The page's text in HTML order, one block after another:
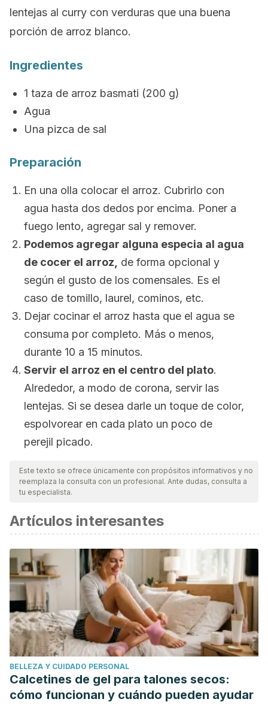
lentejas al curry con verduras que una buena
porción de arroz blanco.
Ingredientes
1 taza de arroz basmati (200 g)
Agua
Una pizca de sal
Preparación
En una olla colocar el arroz. Cubrirlo con
agua hasta dos dedos por encima. Poner a
fuego lento, agregar sal y remover.
Podemos agregar alguna especia al agua
de cocer el arroz,
de forma opcional y
según el gusto de los comensales. Es el
caso de tomillo, laurel, cominos, etc.
Dejar cocinar el arroz hasta que el agua se
consuma por completo. Más o menos,
durante 10 a 15 minutos.
Servir el arroz en el centro del plato.
Alrededor, a modo de corona, servir las
lentejas. Si se desea darle un toque de color,
espolvorear en cada plato un poco de
perejil picado.
Este texto se ofrece únicamente con propósitos informativos y no
reemplaza la consulta con un profesional. Ante dudas, consulta a
tu especialista.
Artículos interesantes
BELLEZA Y CUIDADO PERSONAL
Calcetines de gel para talones secos:
cómo funcionan y cuándo pueden ayudar